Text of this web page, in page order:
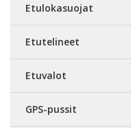
Etulokasuojat
Etutelineet
Etuvalot
GPS-pussit